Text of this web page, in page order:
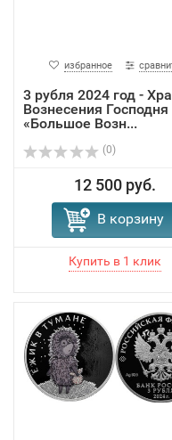
избранное
3 рубля 2024 год -
Вознесения Господня
«Большое Возн...
(0)
12 500 руб.
В корзину